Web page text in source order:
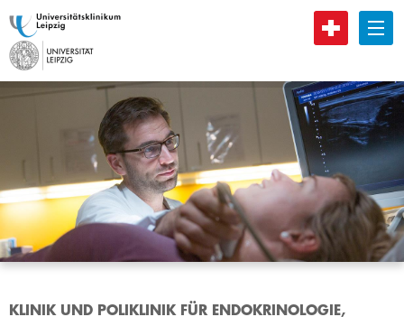
B
KLINIK UND POLIKLINIK FÜR ENDOKRINOLOGIE,